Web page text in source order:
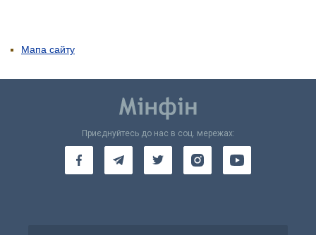
Мапа сайту
Приєднуйтесь до нас в соц. мережах: